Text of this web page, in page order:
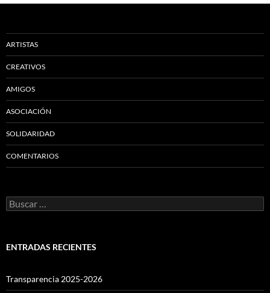
ARTISTAS
CREATIVOS
AMIGOS
ASOCIACIÓN
SOLIDARIDAD
COMENTARIOS
Buscar:
ENTRADAS RECIENTES
Transparencia 2025-2026